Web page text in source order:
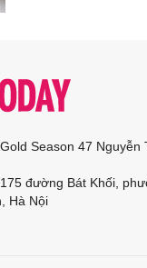
Season 47 Nguyễn
đường Bát Khối,
Hà Nội